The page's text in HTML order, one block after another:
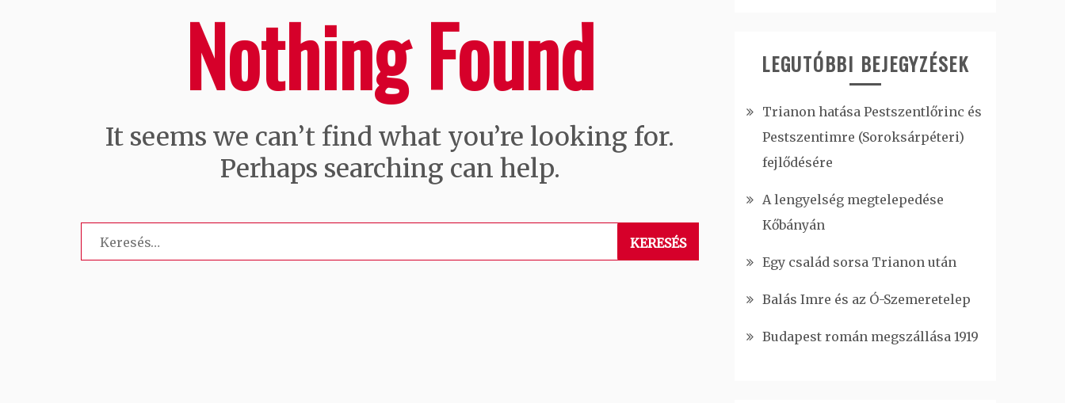
Nothing Found
It seems we can’t find what you’re looking for.
Perhaps searching can help.
Keresés:
LEGUTÓBBI BEJEGYZÉSEK
Trianon hatása Pestszentlőrinc és
Pestszentimre (Soroksárpéteri)
fejlődésére
A lengyelség megtelepedése
Kőbányán
Egy család sorsa Trianon után
Balás Imre és az Ó-Szemeretelep
Budapest román megszállása 1919